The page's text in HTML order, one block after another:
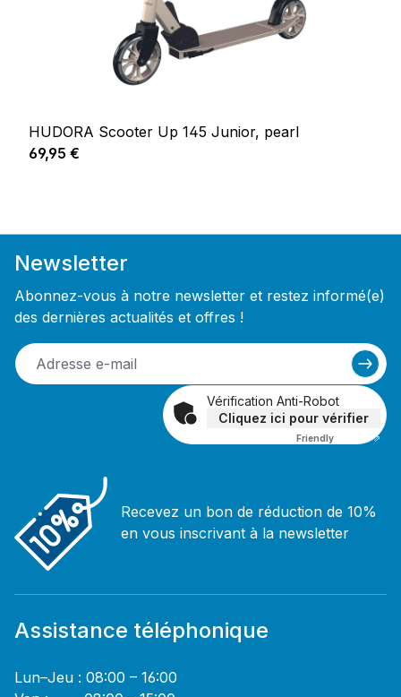
HUDORA Scooter Up 145 Junior, pearl
Prix régulier :
69,95 €
Newsletter
Abonnez-vous à notre newsletter et restez informé(e)
des dernières actualités et offres !
Vérification Anti-Robot
Cliquez ici pour vérifier
Friendly Captcha ⇗
Recevez un bon de réduction de 10%
en vous inscrivant à la newsletter
Assistance téléphonique
Lun–Jeu : 08:00 – 16:00